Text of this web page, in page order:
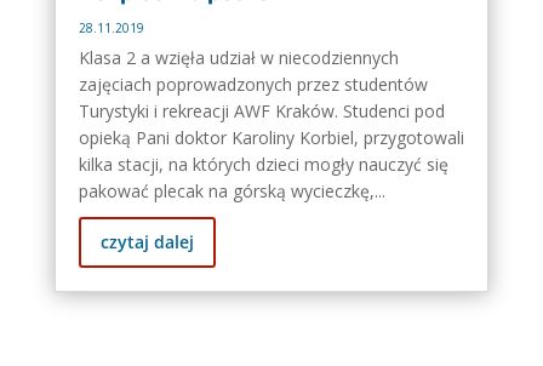
28.11.2019
Klasa 2 a wzięła udział w niecodziennych
zajęciach poprowadzonych przez studentów
Turystyki i rekreacji AWF Kraków. Studenci pod
opieką Pani doktor Karoliny Korbiel, przygotowali
kilka stacji, na których dzieci mogły nauczyć się
pakować plecak na górską wycieczkę,...
czytaj dalej